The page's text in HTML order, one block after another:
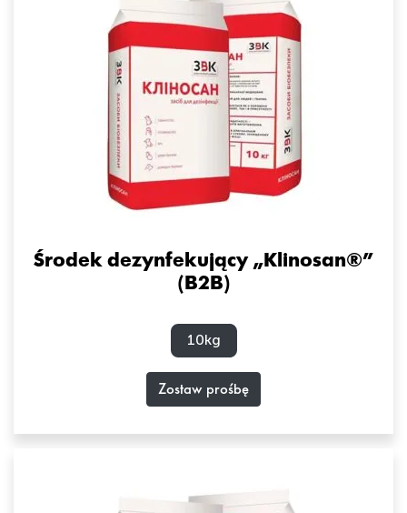
Środek dezynfekujący „Klinosan®”
(B2B)
10kg
Zostaw prośbę